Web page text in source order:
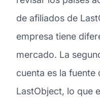
de afiliados de
empresa tiene
mercado. La
cuenta es la
LastObject, lo que